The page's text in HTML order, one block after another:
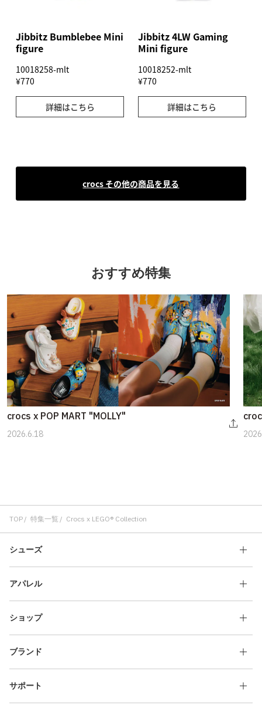
Jibbitz Bumblebee Mini
figure
10018258-mlt
¥770
詳細はこちら
Jibbitz 4LW Gaming
Mini figure
10018252-mlt
¥770
詳細はこちら
crocs その他の商品を見る
おすすめ特集
crocs x POP MART "MOLLY"
2026.6.18
TOP 特集一覧 Crocs x LEGO® Collection
シューズ
アパレル
ショップ
ブランド
サポート